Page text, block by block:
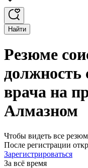
Найти
Резюме
должность
врача на
Алмазном
Чтобы видеть все
После регистрации
Зарегистрироваться
За всё время